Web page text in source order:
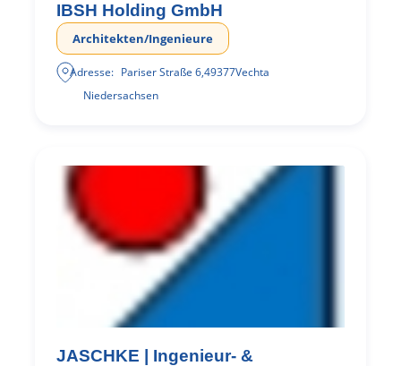
IBSH Holding GmbH
Architekten/Ingenieure
Adresse: Pariser Straße 6,49377Vechta
Niedersachsen
JASCHKE | Ingenieur- &